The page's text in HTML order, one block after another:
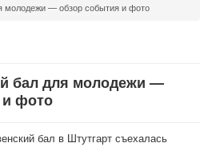
молодежи — обзор события и фото
бал для молодежи —
фото
бал в Штутгарт съехалась